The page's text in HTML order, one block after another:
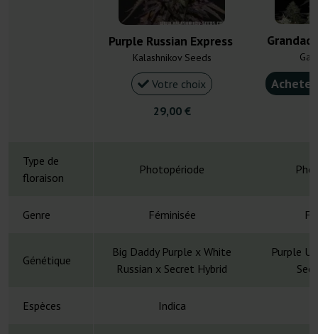
Purple Russian Express
Kalashnikov Seeds
Votre choix
29,00 €
Type de
floraison
Photopériode
Genre Féminisée
Génétique
Big Daddy Purple x White
Russian x Secret Hybrid
Purple
Espèces Indica